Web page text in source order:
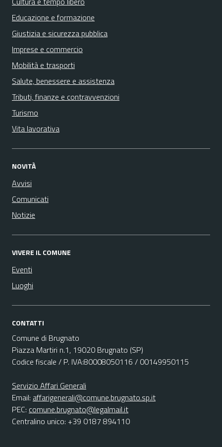
Educazione e formazione
Giustizia e sicurezza pubblica
Imprese e commercio
Mobilità e trasporti
Salute, benessere e assistenza
Tributi, finanze e contravvenzioni
Turismo
Vita lavorativa
NOVITÀ
Avvisi
Comunicati
Notizie
VIVERE IL COMUNE
Eventi
Luoghi
CONTATTI
Comune di Brugnato
Piazza Martiri n.1, 19020 Brugnato (SP)
Codice fiscale / P. IVA:80008050116 / 00149950115
Servizio Affari Generali
Email: affarigenerali@comune.brugnato.sp.it
PEC: comune.brugnato@legalmail.it
Centralino unico: +39 0187 894110